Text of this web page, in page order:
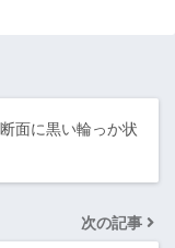
面に黒い輪っか状
次の記事